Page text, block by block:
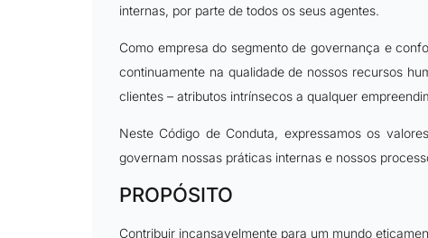
internas, por parte de todos os seus agentes.
Como empresa do segmento de governança e
continuamente na qualidade de nossos recursos
clientes – atributos intrínsecos a qualquer
Neste Código de Conduta, expressamos os
governam nossas práticas internas e nossos
PROPÓSITO
Contribuir incansavelmente para um mundo